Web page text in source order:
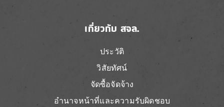
เกี่ยวกับ สจล.
ประวัติ
วิสัยทัศน์
จัดซื้อจัดจ้าง
อำนาจหน้าที่และความรับผิดชอบ